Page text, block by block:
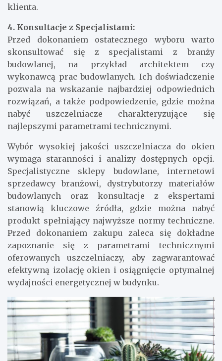
klienta.
4. Konsultacje z Specjalistami:
Przed dokonaniem ostatecznego wyboru warto
skonsultować się z specjalistami z branży
budowlanej, na przykład architektem czy
wykonawcą prac budowlanych. Ich doświadczenie
pozwala na wskazanie najbardziej odpowiednich
rozwiązań, a także podpowiedzenie, gdzie można
nabyć uszczelniacze charakteryzujące się
najlepszymi parametrami technicznymi.
Wybór wysokiej jakości uszczelniacza do okien
wymaga staranności i analizy dostępnych opcji.
Specjalistyczne sklepy budowlane, internetowi
sprzedawcy branżowi, dystrybutorzy materiałów
budowlanych oraz konsultacje z ekspertami
stanowią kluczowe źródła, gdzie można nabyć
produkt spełniający najwyższe normy techniczne.
Przed dokonaniem zakupu zaleca się dokładne
zapoznanie się z parametrami technicznymi
oferowanych uszczelniaczy, aby zagwarantować
efektywną izolację okien i osiągnięcie optymalnej
wydajności energetycznej w budynku.